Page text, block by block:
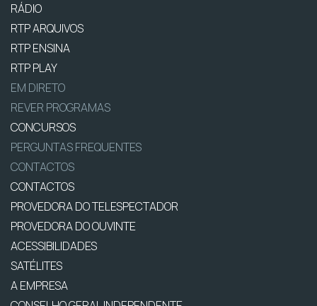
RÁDIO
RTP ARQUIVOS
RTP ENSINA
RTP PLAY
EM DIRETO
REVER PROGRAMAS
CONCURSOS
PERGUNTAS FREQUENTES
CONTACTOS
CONTACTOS
PROVEDORA DO TELESPECTADOR
PROVEDORA DO OUVINTE
ACESSIBILIDADES
SATÉLITES
A EMPRESA